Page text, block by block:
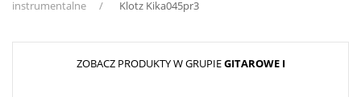
instrumentalne
Klotz Kika045pr3
ZOBACZ PRODUKTY W GRUPIEGITAROWE I